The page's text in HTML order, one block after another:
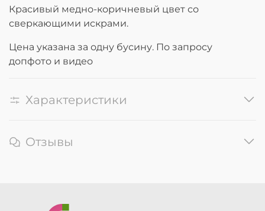
Красивый медно-коричневый цвет со
сверкающими искрами.
Цена указана за одну бусину. По запросу
допфото и видео
Характеристики
Отзывы